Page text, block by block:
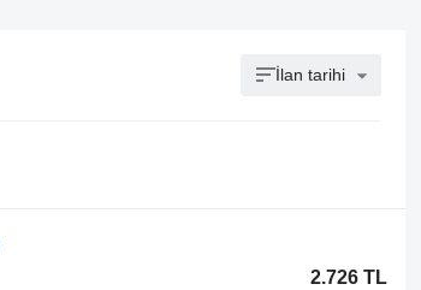
İlan tarihi
2.726 TL